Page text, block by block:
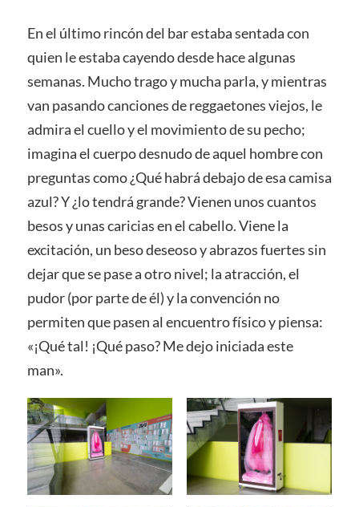
En el último rincón del bar estaba sentada con
quien le estaba cayendo desde hace algunas
semanas. Mucho trago y mucha parla, y mientras
van pasando canciones de reggaetones viejos, le
admira el cuello y el movimiento de su pecho;
imagina el cuerpo desnudo de aquel hombre con
preguntas como ¿Qué habrá debajo de esa camisa
azul? Y ¿lo tendrá grande? Vienen unos cuantos
besos y unas caricias en el cabello. Viene la
excitación, un beso deseoso y abrazos fuertes sin
dejar que se pase a otro nivel; la atracción, el
pudor (por parte de él) y la convención no
permiten que pasen al encuentro físico y piensa:
«¡Qué tal! ¡Qué paso? Me dejo iniciada este
man».